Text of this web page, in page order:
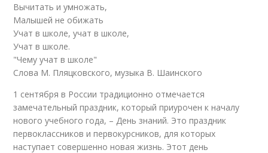
Вычитать и умножать,
Малышей не обижать
Учат в школе, учат в школе,
Учат в школе.
"Чему учат в школе"
Слова М. Пляцковского, музыка В. Шаинского
1 сентября в России традиционно отмечается
замечательный праздник, который приурочен к началу
нового учебного года, – День знаний. Это праздник
первоклассников и первокурсников, для которых
наступает совершенно новая жизнь. Этот день